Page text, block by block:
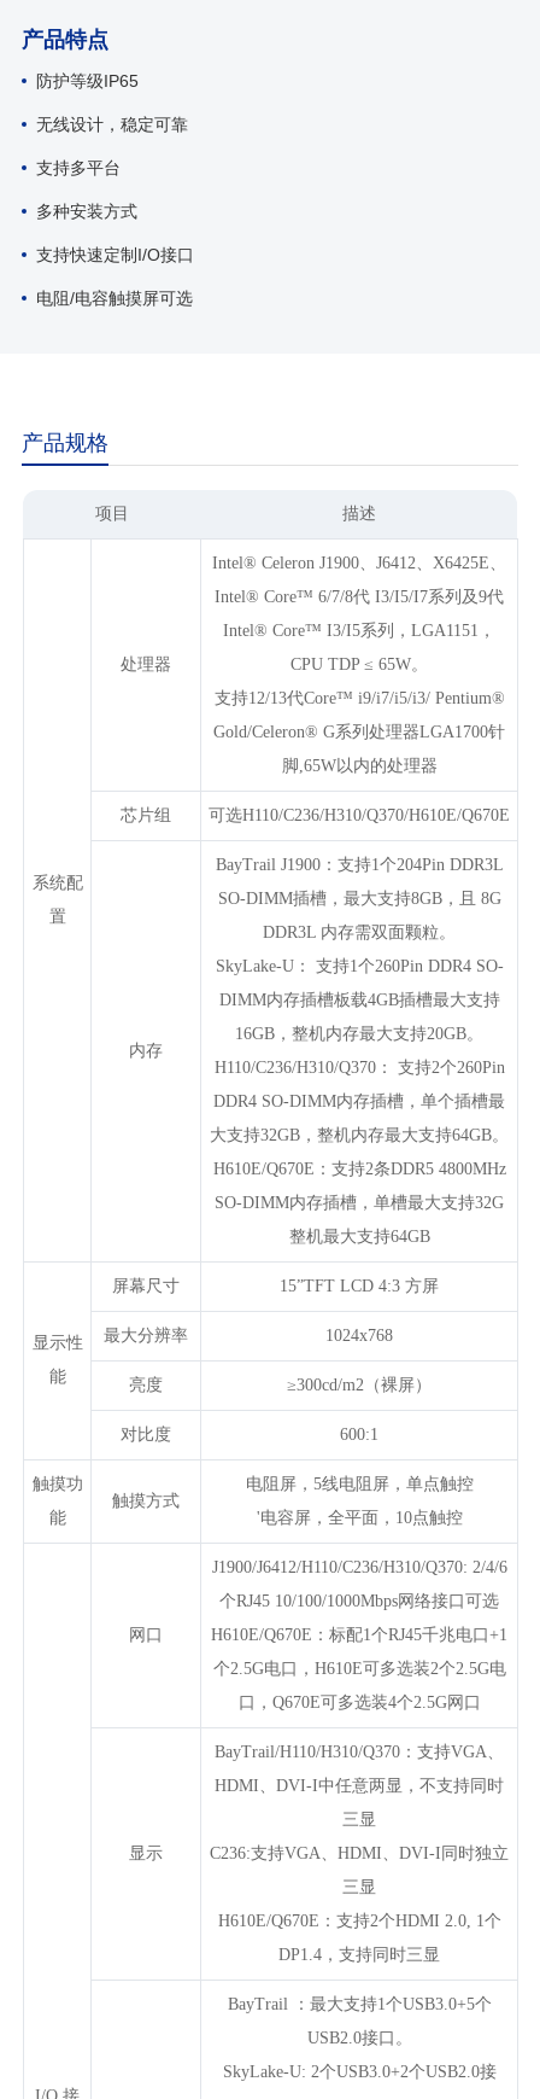
产品特点
防护等级IP65
无线设计，稳定可靠
支持多平台
多种安装方式
支持快速定制I/O接口
电阻/电容触摸屏可选
产品规格
项目 描述
系统配
置
处理器
Intel® Celeron J1900、J6412、X6425E、
Intel® Core™ 6/7/8代 I3/I5/I7系列及9代
Intel® Core™ I3/I5系列，LGA1151，
CPU TDP ≤ 65W。
支持12/13代Core™ i9/i7/i5/i3/ Pentium®
Gold/Celeron® G系列处理器LGA1700针
脚,65W以内的处理器
芯片组 可选H110/C236/H310/Q370/H610E/Q670E
内存
BayTrail J1900：支持1个204Pin DDR3L
SO-DIMM插槽，最大支持8GB，且 8G
DDR3L 内存需双面颗粒。
SkyLake-U： 支持1个260Pin DDR4 SO-
DIMM内存插槽板载4GB插槽最大支持
16GB，整机内存最大支持20GB。
H110/C236/H310/Q370： 支持2个260Pin
DDR4 SO-DIMM内存插槽，单个插槽最
大支持32GB，整机内存最大支持64GB。
H610E/Q670E：支持2条DDR5 4800MHz
SO-DIMM内存插槽，单槽最大支持32G
整机最大支持64GB
显示性
能
屏幕尺寸 15”TFT LCD 4:3 方屏
最大分辨率 1024x768
亮度 ≥300cd/m2（裸屏）
对比度 600:1
触摸功
能
触摸方式
电阻屏，5线电阻屏，单点触控
'电容屏，全平面，10点触控
I/O 接
网口
J1900/J6412/H110/C236/H310/Q370: 2/4/6
个RJ45 10/100/1000Mbps网络接口可选
H610E/Q670E：标配1个RJ45千兆电口+1
个2.5G电口，H610E可多选装2个2.5G电
口，Q670E可多选装4个2.5G网口
显示
BayTrail/H110/H310/Q370：支持VGA、
HDMI、DVI-I中任意两显，不支持同时
三显
C236:支持VGA、HDMI、DVI-I同时独立
三显
H610E/Q670E：支持2个HDMI 2.0, 1个
DP1.4，支持同时三显
BayTrail ：最大支持1个USB3.0+5个
USB2.0接口。
SkyLake-U: 2个USB3.0+2个USB2.0接